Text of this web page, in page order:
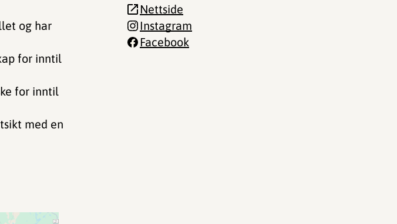
og har
for inntil
for inntil
med en
Nettside
Instagram
Facebook